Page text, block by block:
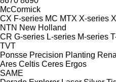
McCormick
CX F-series MC MTX X-series
NTN New Holland
CR G-series L-series M-series
TVT
Ponsse Precision Planting
Ares Celtis Ceres Ergos
SAME